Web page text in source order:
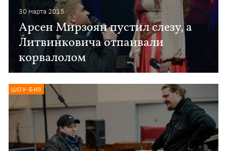
30 марта 2015
Арсен Мирзоян пустил слезу, а
Литвинковича отпаивали
корвалолом
ШОУ-БИЗ